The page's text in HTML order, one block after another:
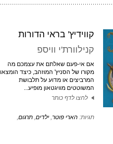
קווידיץ' בראי הדורות
קנילוורת'י וויספ
אם אי-פעם שאלתם את עצמכם מה
מקורו של הסניץ' המוזהב, כיצד הומצאו
המרביצים או מדוע על תלבושת
המשוטטים מוויגטאון מופיע...
לחצו לדף כותר
תגיות: הארי פוטר, ילדים, תרגום,